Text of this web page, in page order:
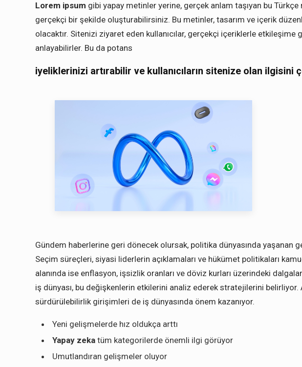
Lorem ipsum gibi yapay metinler yerine, gerçek anlam taşıyan bu
gerçekçi bir şekilde oluşturabilirsiniz. Bu metinler, tasarım ve içerik
olacaktır. Sitenizi ziyaret eden kullanıcılar, gerçekçi içeriklerle
anlayabilirler. Bu da potans
iyeliklerinizi artırabilir ve kullanıcıların sitenize olan ilgisini
Gündem haberlerine geri dönecek olursak, politika dünyasında yaşanan
Seçim süreçleri, siyasi liderlerin açıklamaları ve hükümet politikaları
alanında ise enflasyon, işsizlik oranları ve döviz kurları üzerindeki
iş dünyası, bu değişkenlerin etkilerini analiz ederek stratejilerini
sürdürülebilirlik girişimleri de iş dünyasında önem kazanıyor.
Yeni gelişmelerde hız oldukça arttı
Yapay zeka tüm kategorilerde önemli ilgi görüyor
Umutlandıran gelişmeler oluyor